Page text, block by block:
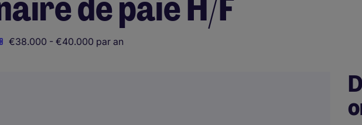
€38.000 - €40.000 par an